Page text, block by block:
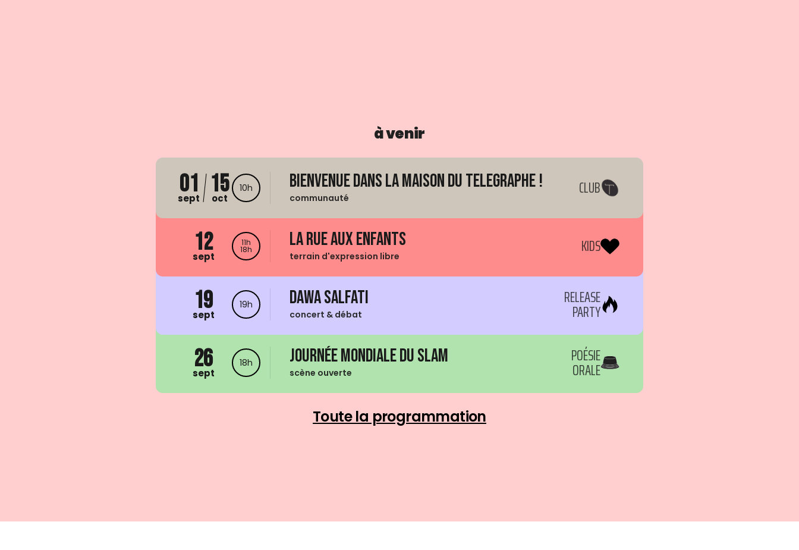
à venir
01
sept 15
oct
10h Bienvenue dans La Maison du Telegraphe !
communauté CLUB
12
sept
11h
18h La Rue aux enfants
terrain d'expression libre KIDS
19
sept
19h Dawa Salfati
concert & débat
RELEASE
PARTY
26
sept
18h Journée mondiale du Slam
scène ouverte
POÉSIE
ORALE
Toute la programmation